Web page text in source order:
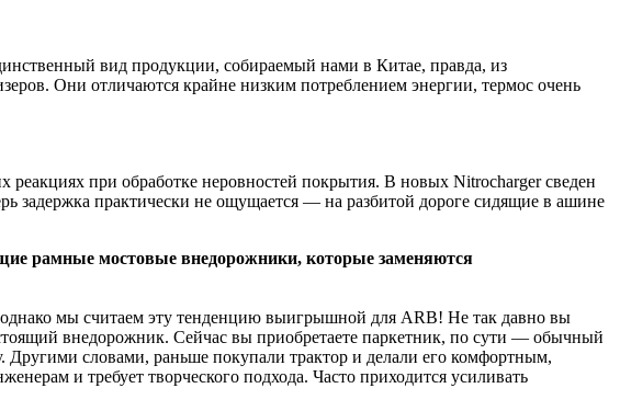
вид продукции, собираемый нами в Китае, правда, из
Они отличаются крайне низким потреблением энергии, термос очень
реакциях при обработке неровностей покрытия. В новых Nitrocharger сведен
задержка практически не ощущается — на разбитой дороге сидящие в ашине
рамные мостовые внедорожники, которые заменяются
однако мы считаем эту тенденцию выигрышной для ARB! Не так давно вы
внедорожник. Сейчас вы приобретаете паркетник, по сути — обычный
Другими словами, раньше покупали трактор и делали его комфортным,
и требует творческого подхода. Часто приходится усиливать